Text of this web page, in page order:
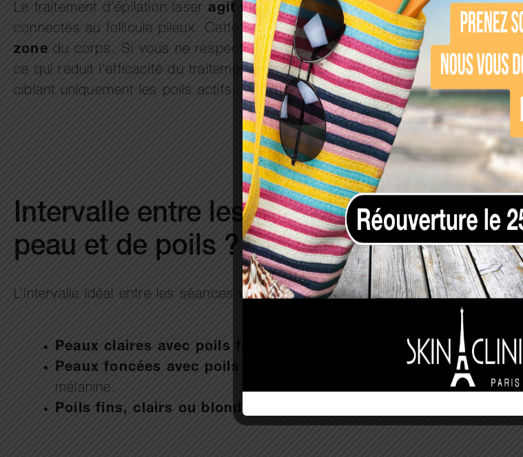
Le traitement d’épilation laseragit uniquement sur les poils en phase
connectés au follicule pileux. Cette phase anagène ne concerne qu’une
zone du corps. Si vous ne respectez pas l’espacement entre les séances,
ce qui réduit l’efficacité du traitement. Ainsi, espacer les séances est
ciblant uniquement les poils actifs.
Intervalle entre les séances : quelles
peau et de poils ?
L’intervalle idéal entre les séances varie aussi selon votre type de peau et
Peaux claires avec poils foncés
: résultats plus rapides,
Peaux foncées avec poils épais
: le traitement est plus progressif,
mélanine.
Poils fins, clairs ou blonds
: nécessitent un protocole spécifique,